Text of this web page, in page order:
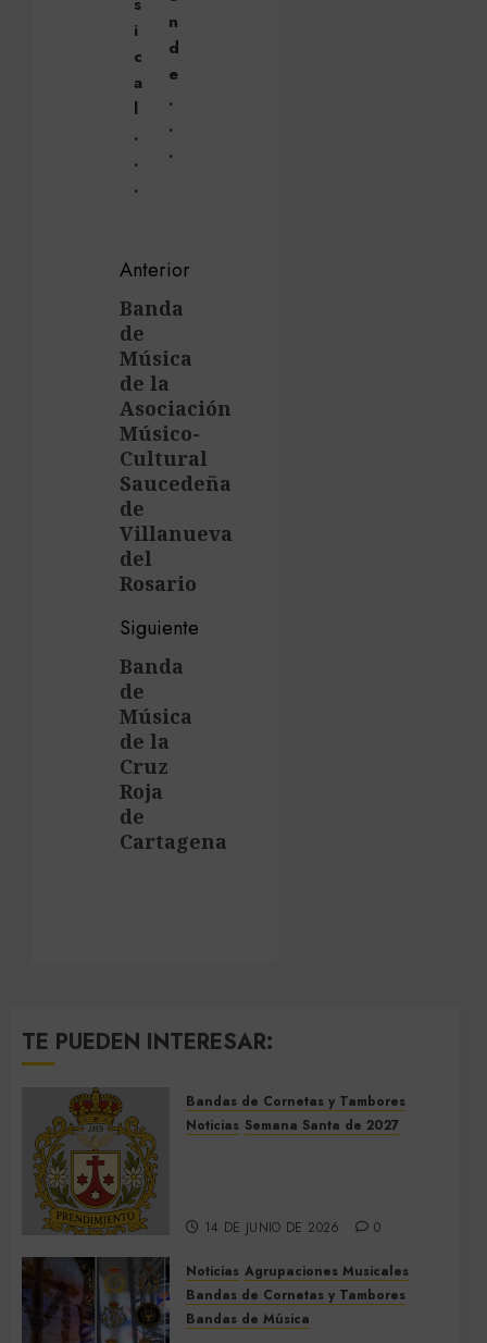
i
c
a
l
.
.
.
n
d
e
.
.
.
Navegación
de
entradas
Anterior
Entrada
anterior:
Banda
de
Música
de la
Asociación
Músico-
Cultural
Saucedeña
de
Villanueva
del
Rosario
Siguiente
Siguiente
entrada:
Banda
de
Música
de la
Cruz
Roja
de
Cartagena
TE PUEDEN INTERESAR:
Bandas de Cornetas y Tambores
Noticias Semana Santa de 2027
14 DE JUNIO DE 2026 0
Noticias Agrupaciones Musicales
Bandas de Cornetas y Tambores
Bandas de Música